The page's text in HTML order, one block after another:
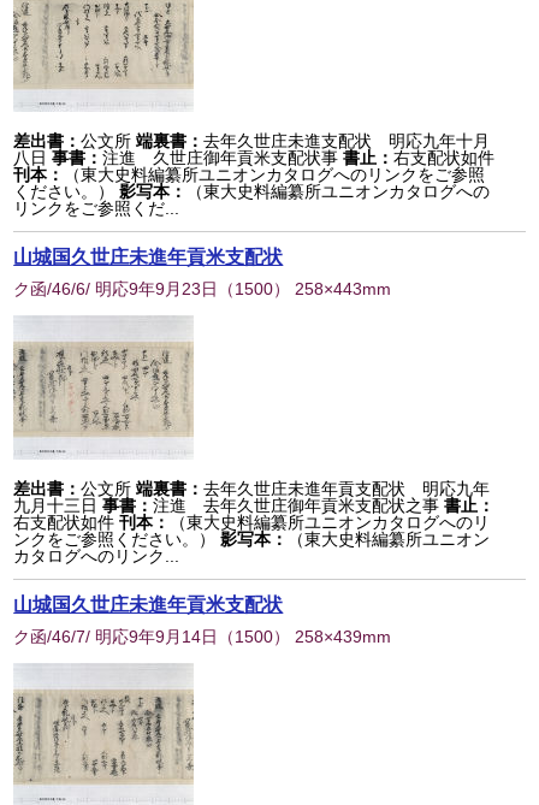
差出書：公文所 端裏書：去年久世庄未進支配状 明応九年十月
八日 事書：注進 久世庄御年貢米支配状事 書止：右支配状如件
刊本：
（東大史料編纂所ユニオンカタログへのリンクをご参照
ください。）
影写本：
（東大史料編纂所ユニオンカタログへの
リンクをご参照くだ...
山城国久世庄未進年貢米支配状
ク函/46/6/ 明応9年9月23日 （1500） 258×443mm
差出書：公文所 端裏書：去年久世庄未進年貢支配状 明応九年
九月十三日 事書：注進 去年久世庄御年貢米支配状之事 書止：
右支配状如件 刊本：
（東大史料編纂所ユニオンカタログへのリ
ンクをご参照ください。）
影写本：
（東大史料編纂所ユニオン
カタログへのリンク...
山城国久世庄未進年貢米支配状
ク函/46/7/ 明応9年9月14日 （1500） 258×439mm